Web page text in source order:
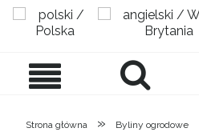
Strona główna » Byliny ogrodowe